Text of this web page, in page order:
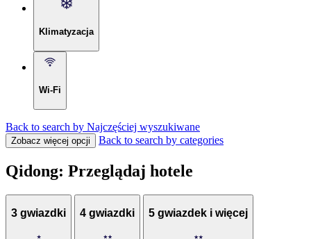
Klimatyzacja
Wi-Fi
Back to search by Najczęściej wyszukiwane
Zobacz więcej opcji Back to search by categories
Qidong: Przeglądaj hotele
3 gwiazdki 4 gwiazdki 5 gwiazdek i więcej